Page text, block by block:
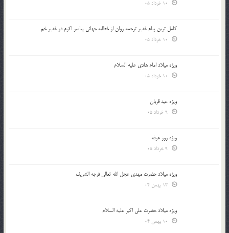
کامل ترین پیام غدیر ترجمه روان از خطابه جهانی پیامبر اکرم در غدیر خم
ویژه میلاد امام هادی علیه السلام
ویژه عید قربان
ویژه روز عرفه
ویژه میلاد حضرت مهدی عجل الله تعالی فرجه الشريف
ویژه میلاد حضرت علی اکبر علیه السلام